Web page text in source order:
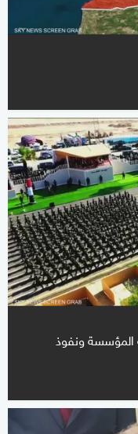
ونفوذ